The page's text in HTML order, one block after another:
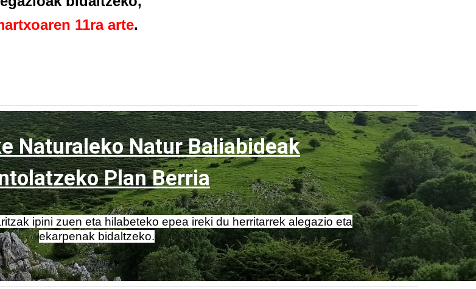
11ra arte.
Naturaleko Natur Baliabideak
Plan Berria
ipini zuen eta hilabeteko epea ireki du herritarrek alegazio eta
ekarpenak bidaltzeko.